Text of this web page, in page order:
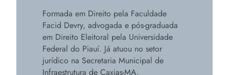
Formada em Direito pela Faculdade
Facid Devry, advogada e pós-graduada
em Direito Eleitoral pela Universidade
Federal do Piauí. Já atuou no setor
jurídico na Secretaria Municipal de
Infraestrutura de Caxias-MA.